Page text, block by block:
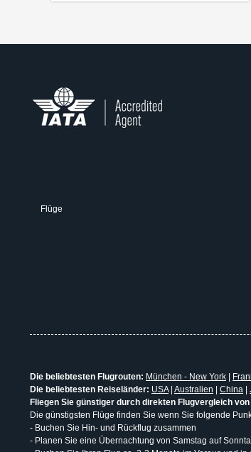
Flüge
Die beliebtesten Flugrouten: München - New York
Die beliebtesten Reiseländer: USA| Australien China
Fliegen Sie günstiger durch direkten Flugvergleich
Die günstigsten Flüge finden Sie wenn Sie folgende
- Buchen Sie Hin- und Rückflug zusammen
- Planen Sie eine Übernachtung von Samstag auf